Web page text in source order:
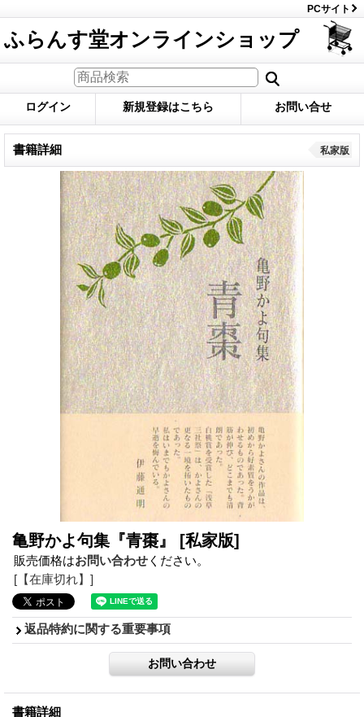
PCサイト
ふらんす堂オンラインショップ
ログイン 新規登録はこちら お問い合せ
書籍詳細 私家版
亀野かよ句集『青棗』 [私家版]
販売価格はお問い合わせ ください。
[【在庫切れ】]
返品特約に関する重要事項
書籍詳細